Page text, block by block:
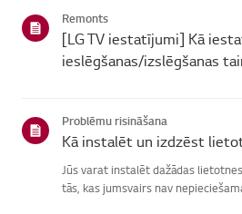
Remonts
[LG TV iestatījumi] Kā
ieslēgšanas/izslēgšanas
Problēmu risināšana
Kā instalēt un izdzēst
Jūs varat instalēt dažādas
tās, kas jumsvairs nav